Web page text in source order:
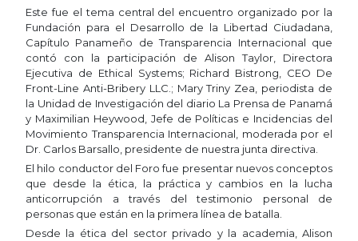
Este fue el tema central del encuentro organizado por la
Fundación para el Desarrollo de la Libertad Ciudadana,
Capítulo Panameño de Transparencia Internacional que
contó con la participación de Alison Taylor, Directora
Ejecutiva de Ethical Systems; Richard Bistrong, CEO De
Front-Line Anti-Bribery LLC.; Mary Triny Zea, periodista de
la Unidad de Investigación del diario La Prensa de Panamá
y Maximilian Heywood, Jefe de Políticas e Incidencias del
Movimiento Transparencia Internacional, moderada por el
Dr. Carlos Barsallo, presidente de nuestra junta directiva.
El hilo conductor del Foro fue presentar nuevos conceptos
que desde la ética, la práctica y cambios en la lucha
anticorrupción a través del testimonio personal de
personas que están en la primera línea de batalla.
Desde la ética del sector privado y la academia, Alison